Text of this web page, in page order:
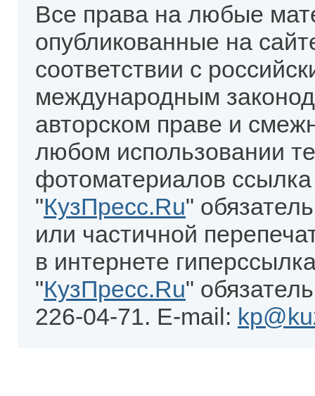
Все права на любые
опубликованные на
соответствии с
международным
авторском праве и
любом использовании
фотоматериалов
"КузПресс.Ru"
или частичной
в интернете
"КузПресс.Ru"
226-04-71. E-mail: